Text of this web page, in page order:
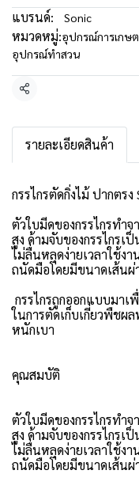
แบรนด์:
Sonic
หมวดหมู่:อุปกรณ์การเกษ
อุปกรณ์ทำสวน
แชร์
รายละเอียดสินค้า
กรรไกรตัดกิ่งไม้ ปากตร
ตัวใบมีดของกรรไกรทำ
สูง ด้ามจับของกรรไกรเ
ไม่ลื่นหลุดง่ายเวลาใช้ง
ถนัดมือโดยมีขนาดเส้นผ่
กรรไกรถูกออกแบบมาเ
ในการตัดเก็บเกี่ยวพืชผ
หนักเบา
คุณสมบัติ
ตัวใบมีดของกรรไกรทำ
สูง ด้ามจับของกรรไกรเ
ไม่ลื่นหลุดง่ายเวลาใช้ง
ถนัดมือโดยมีขนาดเส้นผ่